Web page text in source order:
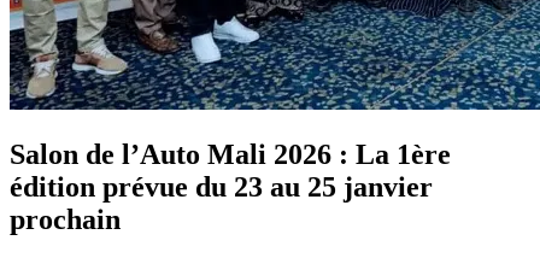
Salon de l’Auto Mali 2026 : La 1ère
édition prévue du 23 au 25 janvier
prochain